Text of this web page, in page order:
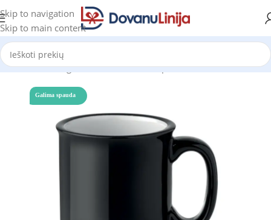
Skip to navigation
Skip to main content
Pradžia Katalogas Puodeliai ir termo puodeliai Puodeliai
Galima spauda